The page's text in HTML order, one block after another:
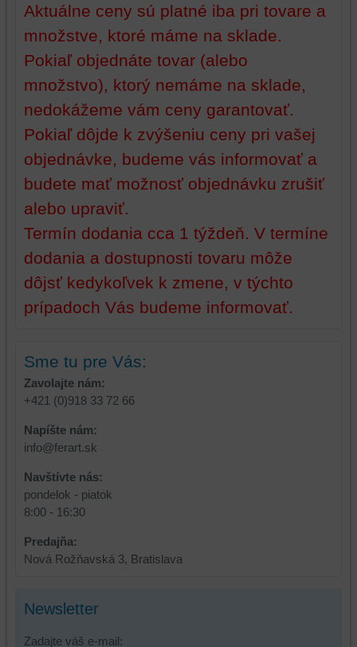
Aktuálne ceny sú platné iba pri tovare a
množstve, ktoré máme na sklade.
Pokiaľ objednáte tovar (alebo
množstvo), ktorý nemáme na sklade,
nedokážeme vám ceny garantovať.
Pokiaľ dôjde k zvýšeniu ceny pri vašej
objednávke, budeme vás informovať a
budete mať možnosť objednávku zrušiť
alebo upraviť.
Termín dodania cca 1 týždeň. V termíne
dodania a dostupnosti tovaru môže
dôjsť kedykoľvek k zmene, v týchto
prípadoch Vás budeme informovať.
Sme tu pre Vás:
Zavolajte nám:
+421 (0)918 33 72 66
Napíšte nám:
info@ferart.sk
Navštívte nás:
pondelok - piatok
8:00 - 16:30
Predajňa:
Nová Rožňavská 3, Bratislava
Newsletter
Zadajte váš e-mail:
preferencií
bez
aby
ste
mali
používateľský
účet
alebo
bez
prihlásenia,
používať
skripty
a/alebo
zdroje
tretích
strán,
widgety